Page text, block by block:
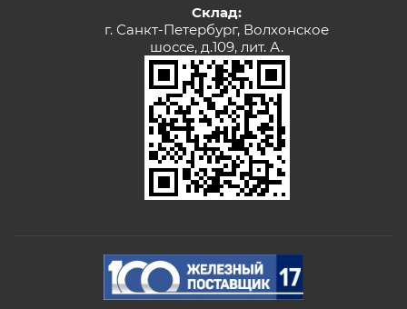
Склад:
г. Санкт-Петербург, Волхонское
шоссе, д.109, лит. А.